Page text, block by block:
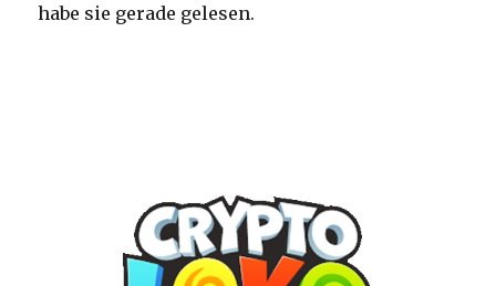
habe sie gerade gelesen.